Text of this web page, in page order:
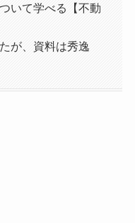
いて学べる【不動
が、資料は秀逸